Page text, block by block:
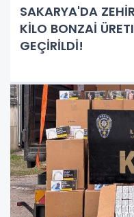
SAKARYA'DA
KİLO BONZAİ
GEÇİRİLDİ!